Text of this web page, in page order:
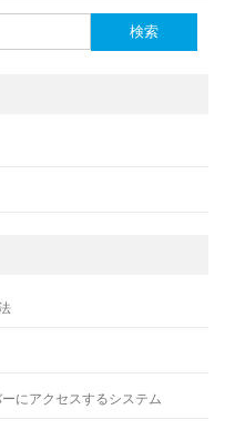
にアクセスするシステム